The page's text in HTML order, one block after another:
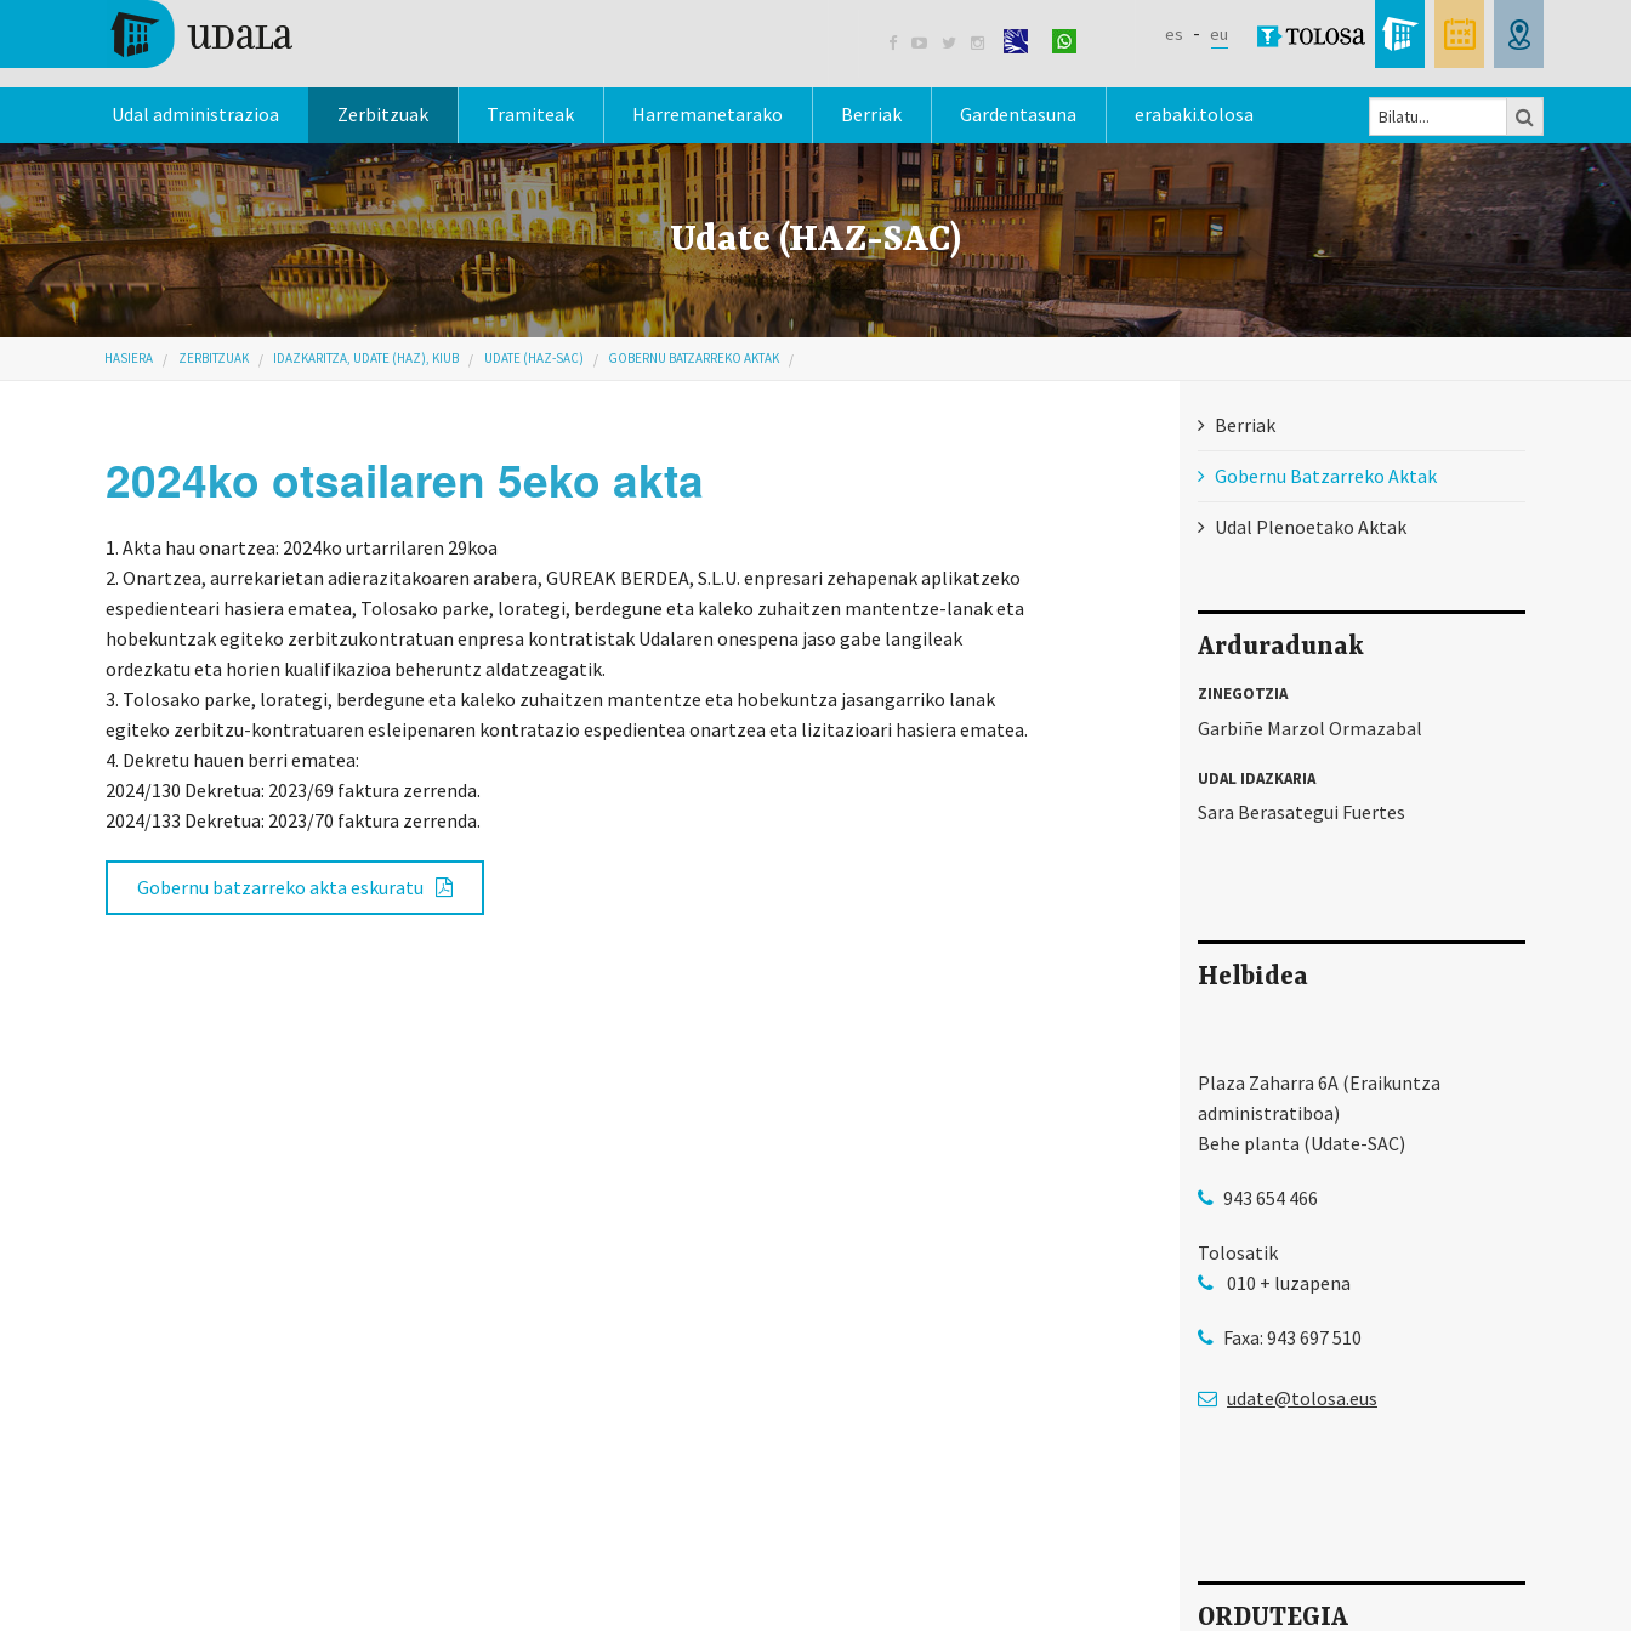
Skip to main content
    es eu
Udal administrazioa Zerbitzuak Tramiteak Harremanetarako Berriak Gardentasuna erabaki.tolosa
Bilaketa
formularioa
Udate (HAZ-SAC)
Hemen zaude
HASIERA ZERBITZUAK IDAZKARITZA, UDATE (HAZ), KIUB UDATE (HAZ-SAC) GOBERNU BATZARREKO AKTAK
2024ko otsailaren 5eko akta
1. Akta hau onartzea: 2024ko urtarrilaren 29koa
2. Onartzea, aurrekarietan adierazitakoaren arabera, GUREAK BERDEA, S.L.U. enpresari zehapenak aplikatzeko
espedienteari hasiera ematea, Tolosako parke, lorategi, berdegune eta kaleko zuhaitzen mantentze-lanak eta
hobekuntzak egiteko zerbitzukontratuan enpresa kontratistak Udalaren onespena jaso gabe langileak
ordezkatu eta horien kualifikazioa beheruntz aldatzeagatik.
3. Tolosako parke, lorategi, berdegune eta kaleko zuhaitzen mantentze eta hobekuntza jasangarriko lanak
egiteko zerbitzu-kontratuaren esleipenaren kontratazio espedientea onartzea eta lizitazioari hasiera ematea.
4. Dekretu hauen berri ematea:
2024/130 Dekretua: 2023/69 faktura zerrenda.
2024/133 Dekretua: 2023/70 faktura zerrenda.
Gobernu batzarreko akta eskuratu
Berriak
Gobernu Batzarreko Aktak
Udal Plenoetako Aktak
Arduradunak
ZINEGOTZIA
Garbiñe Marzol Ormazabal
UDAL IDAZKARIA
Sara Berasategui Fuertes
Helbidea
Plaza Zaharra 6A (Eraikuntza
administratiboa)
Behe planta (Udate-SAC)
943 654 466
Tolosatik
010 + luzapena
Faxa: 943 697 510
udate@tolosa.eus
ORDUTEGIA